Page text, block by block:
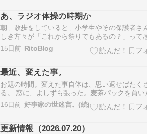
感想(…
あ、ラジオ体操の時期か
朝、散歩をしていると、小学生やその保護者さ
しき方々が「これから祭りでもあるの？」って
フラフラと歩いてるのを見かけ「あ、ラジオ体
と思い至りしました。 我が家にも、小学生の子
に、そのままラジオ体操を廃止してしまいまし
15日前 RitoBlog
最近、変えた事。
お題の時間。変えた事自体は、思い返せばたく
る。 窓に、よしずも張った。麦茶パックを買い
して、冷蔵庫に常備。水筒を毎朝用意。家では
トパンツを履く。虫除けグッズを揃えるのもそ
ろう。 何か一つ、長めに書ける物を考える…
16日前 好事家の世迷言。(続)
更新情報（2026.07.20）